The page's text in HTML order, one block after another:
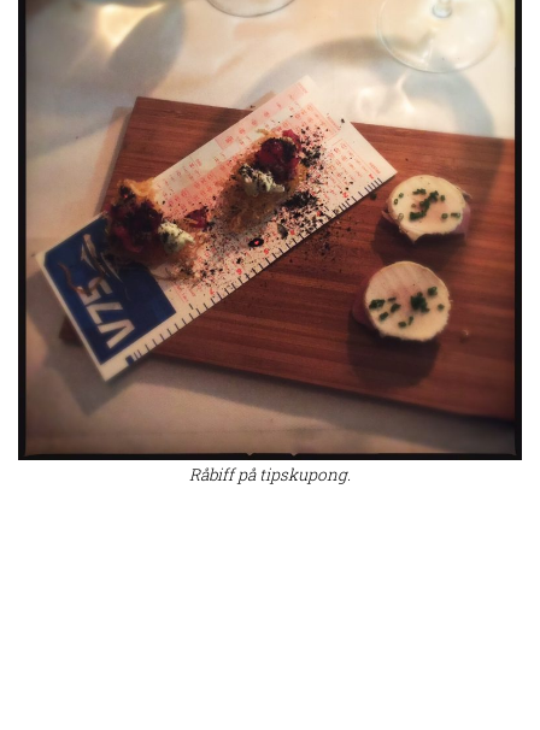
Råbiff på tipskupong.